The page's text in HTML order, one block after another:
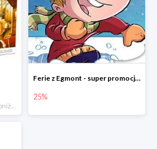
*najniższa cena z 30 dni przed obniżką
Ferie z Egmont - super promocje do -25%
25%